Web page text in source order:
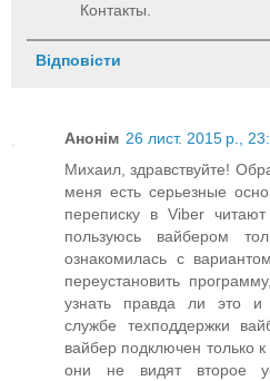
Контакты.
Відповісти
Анонім 26 лист. 2015 р.,
Михаил, здравствуйте!
меня есть серьезные
переписку в Viber
пользуюсь вайбером
ознакомилась с
переустановить
узнать правда ли это и
службе техподдержки
вайбер подключен только
они не видят второе